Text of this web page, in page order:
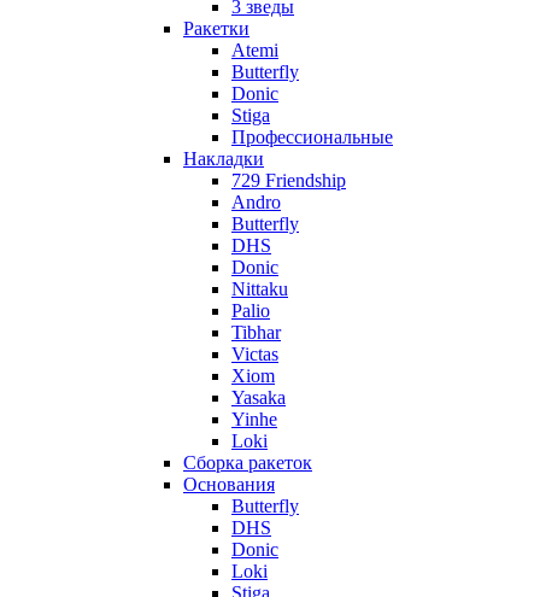
3 зведы
Ракетки
Atemi
Butterfly
Donic
Stiga
Профессиональные
Накладки
729 Friendship
Andro
Butterfly
DHS
Donic
Nittaku
Palio
Tibhar
Victas
Xiom
Yasaka
Yinhe
Loki
Сборка ракеток
Основания
Butterfly
DHS
Donic
Loki